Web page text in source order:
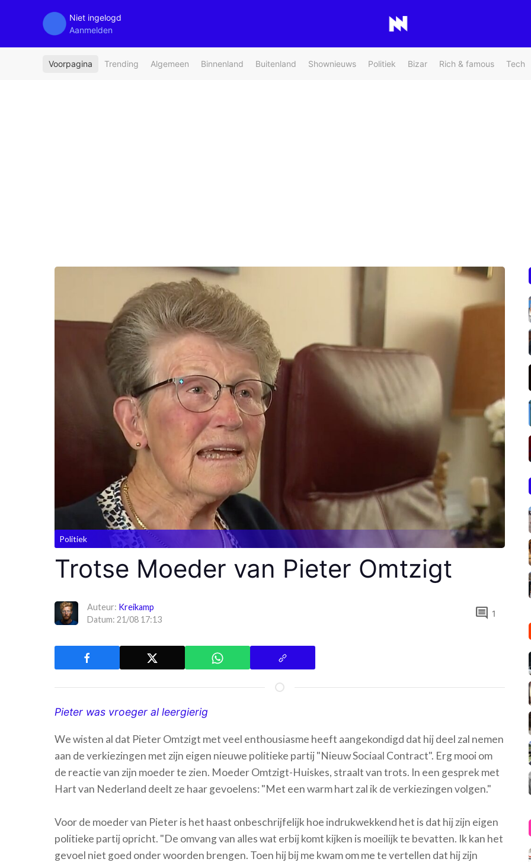
Niet ingelogd
Aanmelden
Voorpagina Trending Algemeen Binnenland Buitenland Shownieuws Politiek Bizar Rich & famous Tech
Politiek
Trotse Moeder van Pieter Omtzigt
Auteur: Kreikamp
Datum: 21/08 17:13
comment 1
Pieter was vroeger al leergierig
We wisten al dat Pieter Omtzigt met veel enthousiasme heeft aangekondigd dat hij deel zal nemen
aan de verkiezingen met zijn eigen nieuwe politieke partij "Nieuw Sociaal Contract". Erg mooi om
de reactie van zijn moeder te zien. Moeder Omtzigt-Huiskes, straalt van trots. In een gesprek met
Hart van Nederland deelt ze haar gevoelens: "Met een warm hart zal ik de verkiezingen volgen."
Voor de moeder van Pieter is het haast onbeschrijfelijk hoe indrukwekkend het is dat hij zijn eigen
politieke partij opricht. "De omvang van alles wat erbij komt kijken is moeilijk te bevatten. Ik kan het
gevoel niet goed onder woorden brengen. Toen hij bij me kwam om me te vertellen dat hij zijn